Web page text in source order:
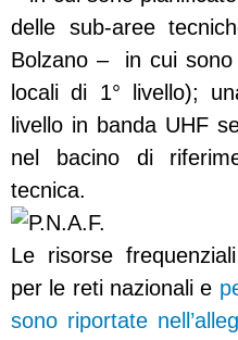
delle sub-aree
Bolzano – in cui sono
locali di 1° livello);
livello in banda UHF
nel bacino di
tecnica.
Le risorse
per le reti nazionali e
sono riportate